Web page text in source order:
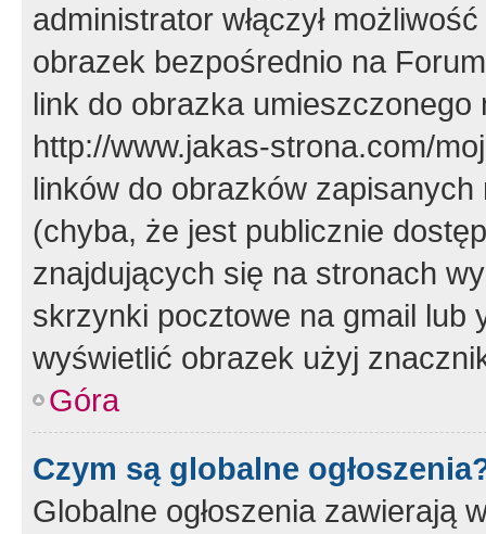
administrator włączył
obrazek bezpośrednio na
link do obrazka
http://www.jakas-strona.com/
linków do obrazków
(chyba, że jest publicznie
znajdujących się na stronach
skrzynki pocztowe na gmail lub
wyświetlić obrazek użyj
Góra
Czym są globalne
Globalne ogłoszenia zawierają